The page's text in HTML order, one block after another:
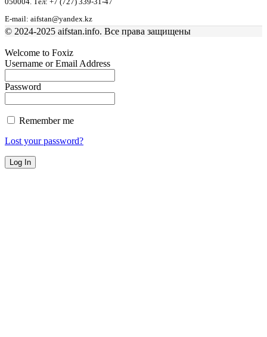
E-mail: aifstan@yandex.kz
© 2024-2025 aifstan.info. Все права защищены
Welcome to Foxiz
Username or Email Address
Password
Remember me
Lost your password?